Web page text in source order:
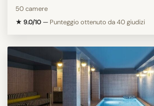
50 camere
★ 9.0/10 — Punteggio ottenuto da 40 giudizi